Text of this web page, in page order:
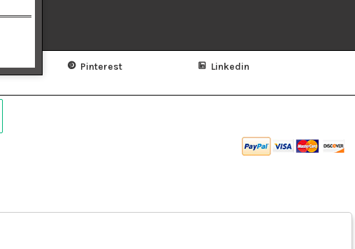
Pinterest Linkedin